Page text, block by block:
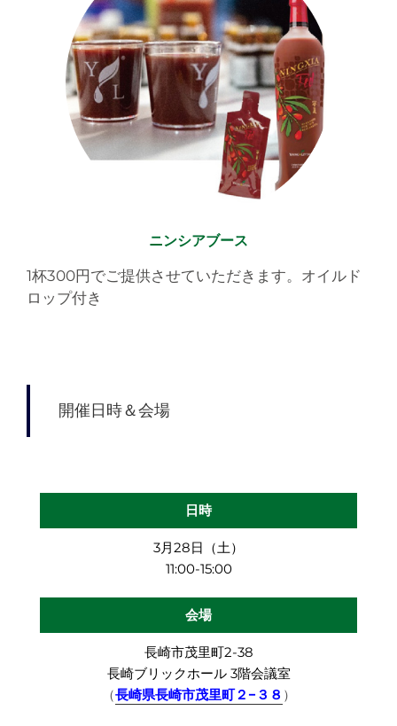
ニンシアブース
1杯300円でご提供させていただきます。オイルド
ロップ付き
開催日時＆会場
日時
3月28日（土）
11:00-15:00
会場
長崎市茂里町2-38
長崎ブリックホール 3階会議室
（長崎県長崎市茂里町２−３８ ）